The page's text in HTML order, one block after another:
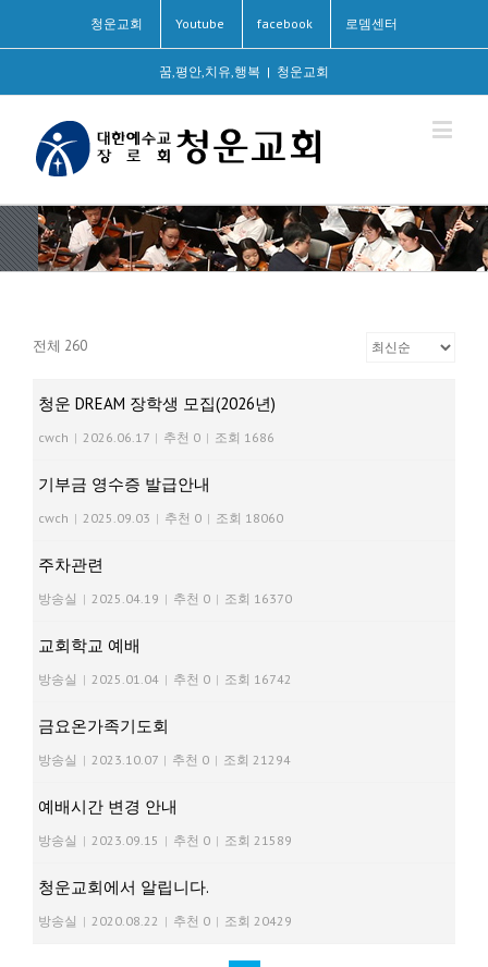
청운교회 Youtube facebook 로뎀센터
꿈,평안,치유,행복 | 청운교회
전체 260
청운 DREAM 장학생 모집(2026년)
cwch | 2026.06.17 | 추천 0 | 조회 1686
기부금 영수증 발급안내
cwch | 2025.09.03 | 추천 0 | 조회 18060
주차관련
방송실 | 2025.04.19 | 추천 0 | 조회 16370
교회학교 예배
방송실 | 2025.01.04 | 추천 0 | 조회 16742
금요온가족기도회
방송실 | 2023.10.07 | 추천 0 | 조회 21294
예배시간 변경 안내
방송실 | 2023.09.15 | 추천 0 | 조회 21589
청운교회에서 알립니다.
방송실 | 2020.08.22 | 추천 0 | 조회 20429